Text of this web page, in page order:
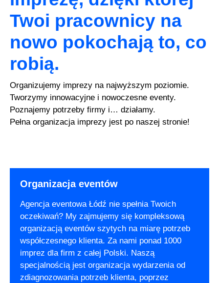
Twoi pracownicy na
nowo pokochają to, co
robią.
Organizujemy imprezy na najwyższym poziomie.
Tworzymy innowacyjne i nowoczesne eventy.
Poznajemy potrzeby firmy i… działamy.
Pełna organizacja imprezy jest po naszej stronie!
Organizacja eventów
Agencja eventowa Łódź nie spełnia Twoich
oczekiwań? My zajmujemy się kompleksową
organizacją eventów szytych na miarę potrzeb
współczesnego klienta. Za nami ponad 1000
imprez dla firm z całej Polski. Naszą
specjalnością jest organizacja wydarzenia od
zdiagnozowania potrzeb klienta, poprzez